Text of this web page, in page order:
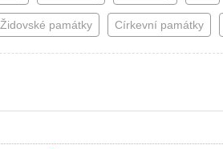
Židovské památky Církevní památky